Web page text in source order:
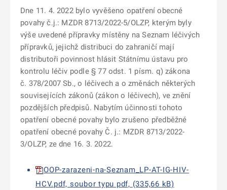
Dne 11. 4. 2022 bylo vyvěšeno opatření obecné
povahy č.j.: MZDR 8713/2022-5/OLZP, kterým byly
výše uvedené přípravky místěny na Seznam léčivých
přípravků, jejichž distribuci do zahraničí mají
distributoři povinnost hlásit Státnímu ústavu pro
kontrolu léčiv podle § 77 odst. 1 písm. q) zákona
č. 378/2007 Sb., o léčivech a o změnách některých
souvisejících zákonů (zákon o léčivech), ve znění
pozdějších předpisů. Nabytím účinnosti tohoto
opatření obecné povahy bylo zrušeno předběžné
opatření obecné povahy Č. j.: MZDR 8713/2022-
3/OLZP, ze dne 16. 3. 2022.
OOP-zarazeni-na-Seznam_LP-AT-IG-HIV-
HCV.pdf, soubor typu pdf, (335,66 kB)